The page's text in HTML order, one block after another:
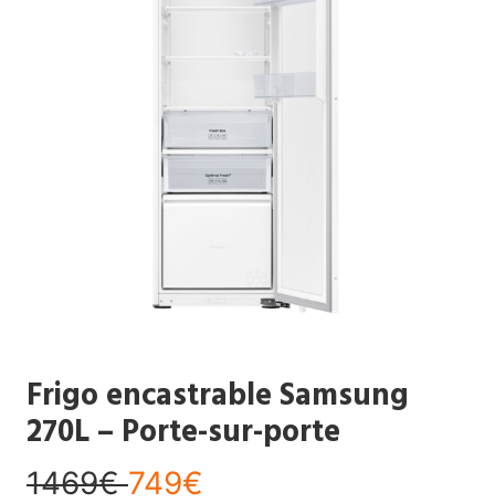
Frigo encastrable Samsung
270L – Porte-sur-porte
1469€749€